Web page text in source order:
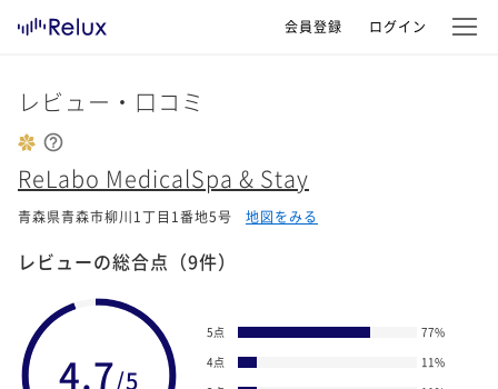
会員登録 ログイン
レビュー・口コミ
ReLabo MedicalSpa & Stay
青森県青森市柳川1丁目1番地5号 地図をみる
レビューの総合点 （9件）
4.7/5
5点 77%
4点
11%